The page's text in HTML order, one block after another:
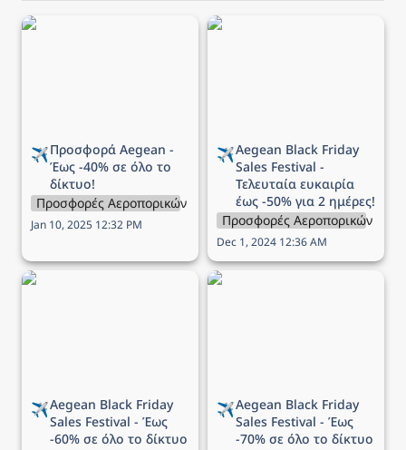
Προσφορά Aegean - Έως
✈️
Έως -40% σε όλο το
δίκτυο!
Προσφορές Αεροπορικών Εταιρειών
Jan 10, 2025 12:32 PM
Aegean Black Friday Sales
✈️Aegean Black Friday
Sales Festival -
Τελευταία ευκαιρία
έως -50% για 2 ημέρες!
Προσφορές Αεροπορικών
Dec 1, 2024 12:36 AM
Aegean Black Friday Sales
✈️Aegean Black Friday
Sales Festival - Έως
-60% σε όλο το δίκτυο
Aegean Black Friday Sales
✈️Aegean Black Friday
Sales Festival - Έως
-70% σε όλο το δίκτυο